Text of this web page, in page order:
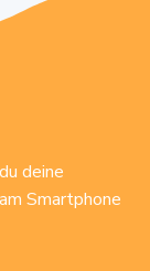
deine
Smartphone